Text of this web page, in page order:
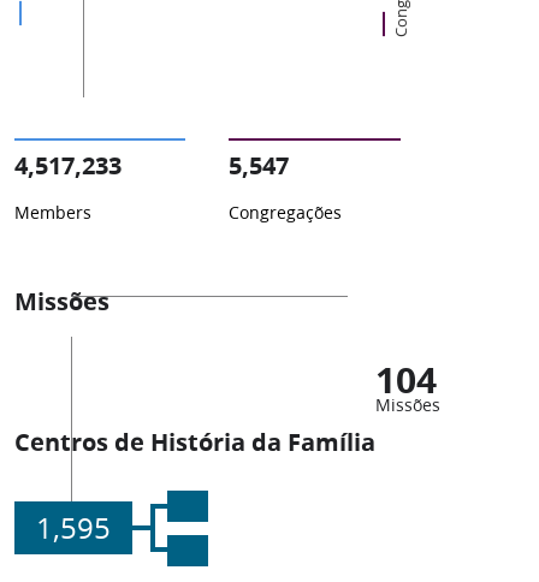
4,517,233
Members
5,547
Congregações
Missões
104
Missões
Centros de História da Família
1,595